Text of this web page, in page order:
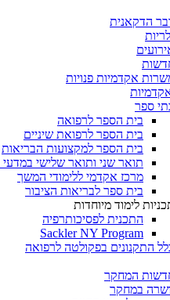
הדקאנית
אקדמיות פנויות
ספר
בית הספר לרפואה
בית הספר לרפואת שיניים
בית הספר למקצועות הבריאות
תואר שני ותואר שלישי
מרכז אקדמי ללימודי המשך
בית ספר לבריאות הציבור
לימוד מיוחדות
התכנית לפסיכותרפיה
Sackler NY Program
התקנונים בפקולטה לרפואה
המחקר
במחקר